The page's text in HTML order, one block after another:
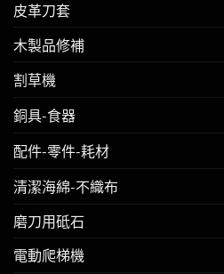
皮革刀套
木製品修補
割草機
銅具-食器
配件-零件-耗材
清潔海綿-不織布
磨刀用砥石
電動爬梯機